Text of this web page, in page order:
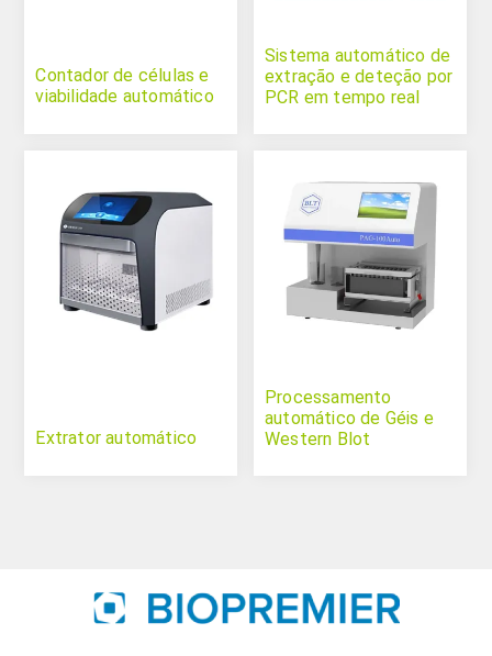
Contador de células e
viabilidade automático
Sistema automático de
extração e deteção por
PCR em tempo real
Extrator automático
Processamento
automático de Géis e
Western Blot